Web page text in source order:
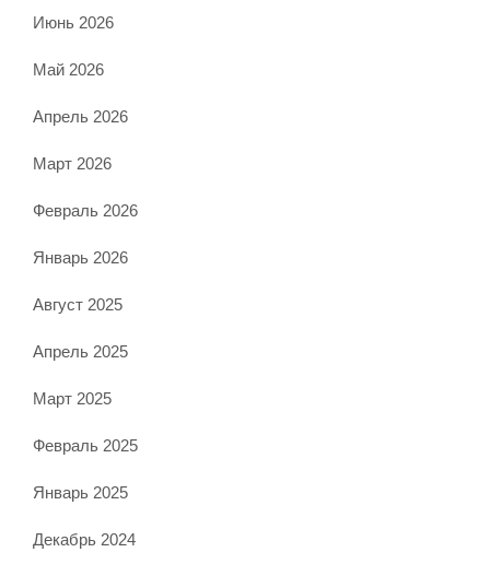
Июнь 2026
Май 2026
Апрель 2026
Март 2026
Февраль 2026
Январь 2026
Август 2025
Апрель 2025
Март 2025
Февраль 2025
Январь 2025
Декабрь 2024